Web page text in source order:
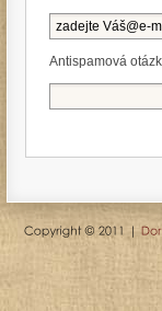
Antispamová